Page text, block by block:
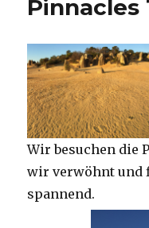
Pinnacles
Wir besuchen die
wir verwöhnt und
spannend.